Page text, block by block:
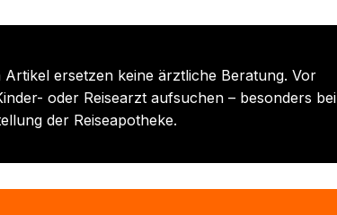
ersetzen keine ärztliche Beratung. Vor
oder Reisearzt aufsuchen – besonders bei
der Reiseapotheke.